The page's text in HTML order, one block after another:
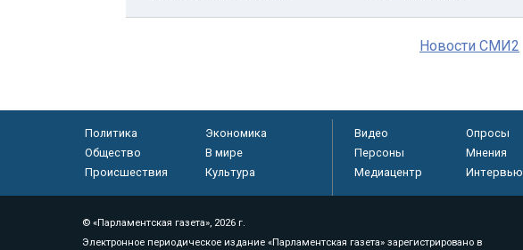
Новости СМИ2
Политика
Экономика
Общество
В мире
Происшествия
Культура
Видео Опросы
Персоны
Мнения
Медиацентр
Интервью
© «Парламентская газета», 2026 г.
Электронное периодическое издание «Парламентская газета» зарегистрировано в